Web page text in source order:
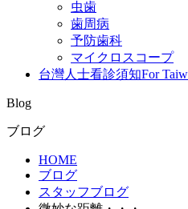
虫歯
歯周病
予防歯科
マイクロスコープ
台灣人士看診須知For
Blog
ブログ
HOME
ブログ
スタッフブログ